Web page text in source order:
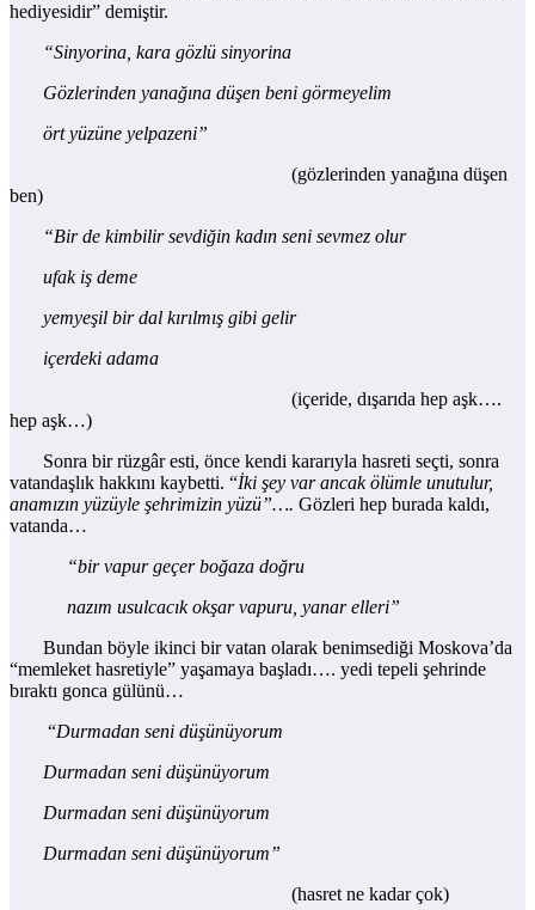
hediyesidir” demiştir.
“Sinyorina, kara gözlü sinyorina
Gözlerinden yanağına düşen beni görmeyelim
ört yüzüne yelpazeni”
(gözlerinden yanağına düşen
ben)
“Bir de kimbilir sevdiğin kadın seni sevmez olur
ufak iş deme
yemyeşil bir dal kırılmış gibi gelir
içerdeki adama
(içeride, dışarıda hep aşk….
hep aşk…)
Sonra bir rüzgâr esti, önce kendi kararıyla hasreti seçti, sonra
vatandaşlık hakkını kaybetti. “İki şey var ancak ölümle unutulur,
anamızın yüzüyle şehrimizin yüzü”…. Gözleri hep burada kaldı,
vatanda…
“bir vapur geçer boğaza doğru
nazım usulcacık okşar vapuru, yanar elleri”
Bundan böyle ikinci bir vatan olarak benimsediği Moskova’da
“memleket hasretiyle” yaşamaya başladı…. yedi tepeli şehrinde
bıraktı gonca gülünü…
“Durmadan seni düşünüyorum
Durmadan seni düşünüyorum
Durmadan seni düşünüyorum
Durmadan seni düşünüyorum”
(hasret ne kadar çok)